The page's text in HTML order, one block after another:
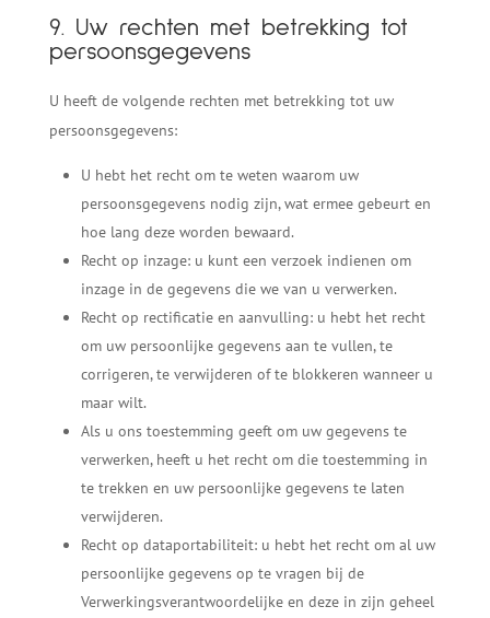
9. Uw rechten met betrekking tot
persoonsgegevens
U heeft de volgende rechten met betrekking tot uw
persoonsgegevens:
U hebt het recht om te weten waarom uw
persoonsgegevens nodig zijn, wat ermee gebeurt en
hoe lang deze worden bewaard.
Recht op inzage: u kunt een verzoek indienen om
inzage in de gegevens die we van u verwerken.
Recht op rectificatie en aanvulling: u hebt het recht
om uw persoonlijke gegevens aan te vullen, te
corrigeren, te verwijderen of te blokkeren wanneer u
maar wilt.
Als u ons toestemming geeft om uw gegevens te
verwerken, heeft u het recht om die toestemming in
te trekken en uw persoonlijke gegevens te laten
verwijderen.
Recht op dataportabiliteit: u hebt het recht om al uw
persoonlijke gegevens op te vragen bij de
Verwerkingsverantwoordelijke en deze in zijn geheel